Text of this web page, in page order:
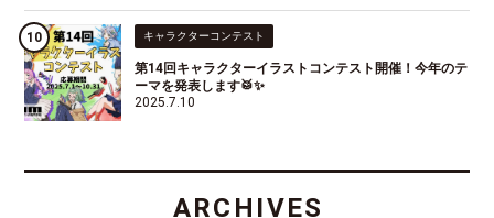
キャラクターコンテスト
第14回キャラクターイラストコンテスト開催！今年のテ
ーマを発表します🥁✨
2025.7.10
ARCHIVES